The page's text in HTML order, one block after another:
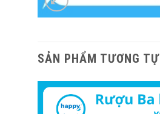
SẢN PHẨM TƯƠNG TỰ